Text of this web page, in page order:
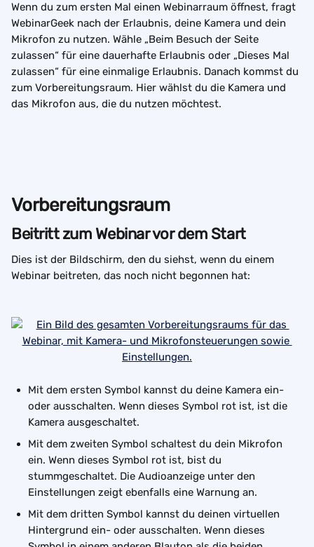
Wenn du zum ersten Mal einen Webinarraum öffnest, fragt
WebinarGeek nach der Erlaubnis, deine Kamera und dein
Mikrofon zu nutzen. Wähle „Beim Besuch der Seite
zulassen“ für eine dauerhafte Erlaubnis oder „Dieses Mal
zulassen“ für eine einmalige Erlaubnis. Danach kommst du
zum Vorbereitungsraum. Hier wählst du die Kamera und
das Mikrofon aus, die du nutzen möchtest.
Vorbereitungsraum
Beitritt zum Webinar vor dem Start
Dies ist der Bildschirm, den du siehst, wenn du einem
Webinar beitreten, das noch nicht begonnen hat:
Mit dem ersten Symbol kannst du deine Kamera ein-
oder ausschalten. Wenn dieses Symbol rot ist, ist die
Kamera ausgeschaltet.
Mit dem zweiten Symbol schaltest du dein Mikrofon
ein. Wenn dieses Symbol rot ist, bist du
stummgeschaltet. Die Audioanzeige unter den
Einstellungen zeigt ebenfalls eine Warnung an.
Mit dem dritten Symbol kannst du deinen virtuellen
Hintergrund ein- oder ausschalten. Wenn dieses